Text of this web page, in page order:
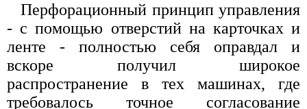
Перфорационный принцип управления
- с помощью отверстий на карточках и
ленте - полностью себя оправдал и
вскоре получил широкое
распространение в тех машинах, где
требовалось точное согласование